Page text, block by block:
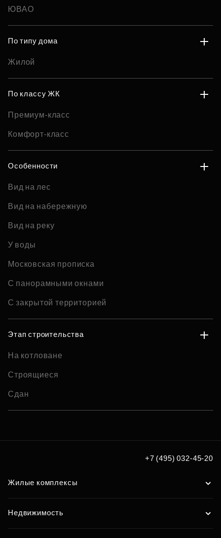
ЮВАО
По типу дома
Жилой
По классу ЖК
Премиум-класс
Комфорт-класс
Особенности
Вид на лес
Вид на набережную
Вид на реку
У воды
Московская прописка
С панорамными окнами
С закрытой территорией
Этап строительства
На котловане
Строящиеся
Сдан
+7 (495) 032-45-20
Жилые комплексы
Недвижимость